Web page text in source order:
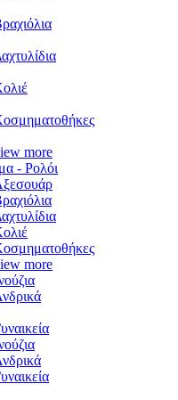
more
- Ρολόι
more